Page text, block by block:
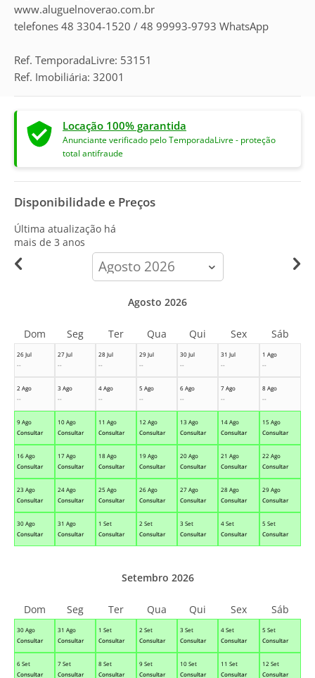
www.aluguelnoverao.com.br
telefones 48 3304-1520 / 48 99993-9793 WhatsApp
Ref. TemporadaLivre: 53151
Ref. Imobiliária: 32001
Locação 100% garantida
Anunciante verificado pelo TemporadaLivre - proteção
total antifraude
Disponibilidade e Preços
Última atualização há
mais de 3 anos
calendar-
month
26 Jul
--
27 Jul
--
28 Jul
--
29 Jul
--
30 Jul
--
31 Jul
--
1 Ago
--
2 Ago
--
3 Ago
--
4 Ago
--
5 Ago
--
6 Ago
--
7 Ago
--
8 Ago
--
9 Ago
Consultar
10 Ago
Consultar
11 Ago
Consultar
12 Ago
Consultar
13 Ago
Consultar
14 Ago
Consultar
15 Ago
Consultar
16 Ago
Consultar
17 Ago
Consultar
18 Ago
Consultar
19 Ago
Consultar
20 Ago
Consultar
21 Ago
Consultar
22 Ago
Consultar
23 Ago
Consultar
24 Ago
Consultar
25 Ago
Consultar
26 Ago
Consultar
27 Ago
Consultar
28 Ago
Consultar
29 Ago
Consultar
30 Ago
Consultar
31 Ago
Consultar
1 Set
Consultar
2 Set
Consultar
3 Set
Consultar
4 Set
Consultar
5 Set
Consultar
Agosto 2026
Dom Seg Ter Qua Qui Sex Sáb
30 Ago
Consultar
31 Ago
Consultar
1 Set
Consultar
2 Set
Consultar
3 Set
Consultar
4 Set
Consultar
5 Set
Consultar
6 Set
Consultar
7 Set
Consultar
8 Set
Consultar
9 Set
Consultar
10 Set
Consultar
11 Set
Consultar
12 Set
Consultar
Setembro 2026
Dom Seg Ter Qua Qui Sex Sáb